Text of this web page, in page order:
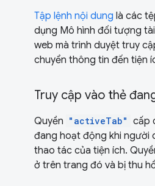
Tập lệnh nội dung là các
dụng Mô hình đối tượng
web mà trình duyệt truy
chuyển thông tin đến tiện
Truy cập vào thẻ
Quyền "activeTab" cấp
đang hoạt động khi người
thao tác của tiện ích.
ở trên trang đó và bị thu